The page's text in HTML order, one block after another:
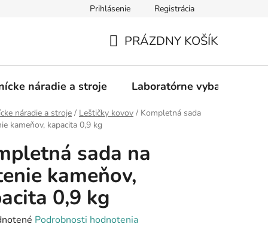
Prihlásenie Registrácia
KOŠÍK
PRÁZDNY KOŠÍK
náradie a stroje Laboratórne vybavenie
náradie a stroje / Leštičky kovov / Kompletná sada
kameňov, kapacita 0,9 kg
sada na
kameňov,
0,9 kg
Podrobnosti hodnotenia